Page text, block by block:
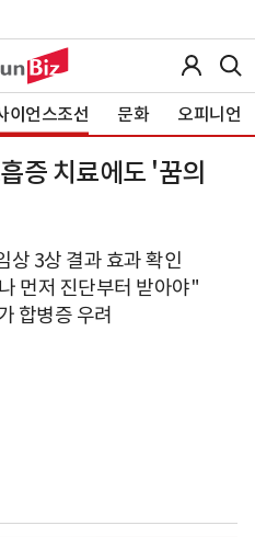
이언스조선 문화 오피니언
증 치료에도 '꿈의
상 3상 결과 효과 확인
먼저 진단부터 받아야"
합병증 우려